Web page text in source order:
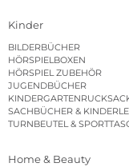
Kinder
BILDERBÜCHER
HÖRSPIELBOXEN
HÖRSPIEL ZUBEHÖR
JUGENDBÜCHER
SACHBÜCHER &
TURNBEUTEL &
Home & Beauty